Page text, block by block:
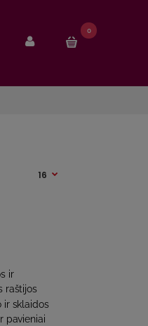
0
0
ir
raštijos
ir sklaidos
pavieniai